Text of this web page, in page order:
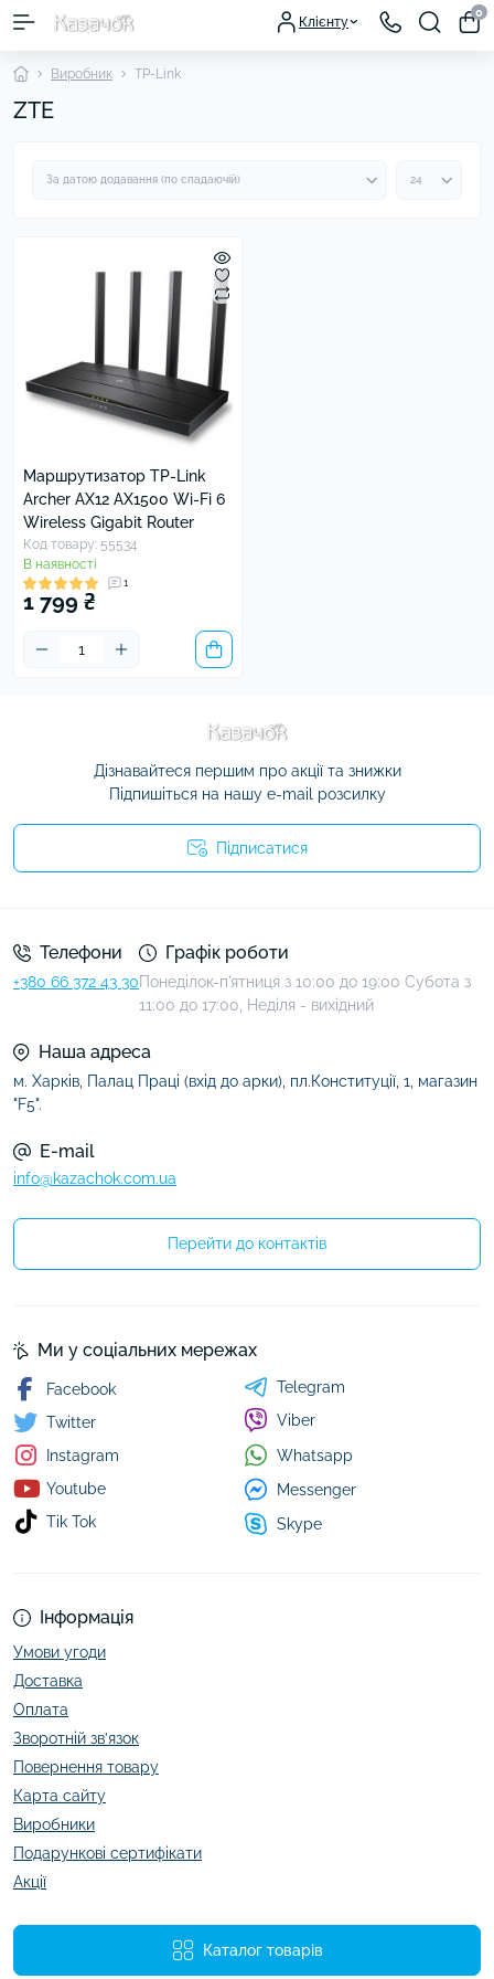
Клієнту
0
Виробник TP-Link
ZTE
Маршрутизатор TP-Link
Archer AX12 AX1500 Wi-Fi 6
Wireless Gigabit Router
Код товару: 55534
В наявності
1
1 799 ₴
Дізнавайтеся першим про акції та знижки
Підпишіться на нашу e-mail розсилку
Підписатися
Телефони
+380 66 372 43 30
Графік роботи
Понеділок-п'ятниця з 10:00 до 19:00 Субота з
11:00 до 17:00, Неділя - вихідний
Наша адреса
м. Харків, Палац Праці (вхід до арки), пл.Конституції, 1, магазин
"F5".
E-mail
info@kazachok.com.ua
Перейти до контактів
Інформація
Умови угоди
Доставка
Оплата
Зворотній зв’язок
Повернення товару
Карта сайту
Виробники
Подарункові сертифікати
Акції
Каталог товарів
Ми у соціальних мережах
Facebook
Twitter
Instagram
Youtube
Tik Tok
Telegram
Viber
Whatsapp
Messenger
Skype